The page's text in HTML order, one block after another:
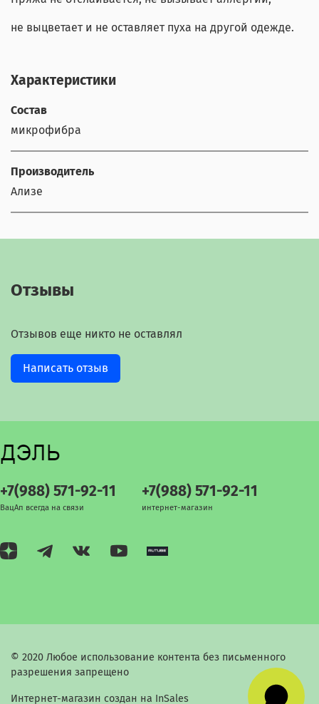
не выцветает и не оставляет пуха на другой одежде.
Характеристики
Состав
микрофибра
Производитель
Ализе
Отзывы
Отзывов еще никто не оставлял
Написать отзыв
+7(988) 571-92-11
ВацАп всегда на связи
+7(988) 571-92-11
интернет-магазин
© 2020 Любое использование контента без письменного
разрешения запрещено
Интернет-магазин создан на InSales